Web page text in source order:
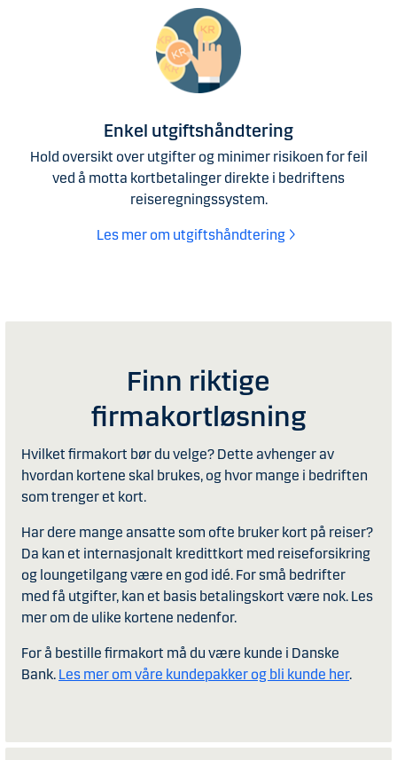
Enkel utgiftshåndtering
Hold oversikt over utgifter og minimer risikoen for feil
ved å motta kortbetalinger direkte i bedriftens
reiseregningssystem.
Les mer om utgiftshåndtering
Finn riktige
firmakortløsning
Hvilket firmakort bør du velge? Dette avhenger av
hvordan kortene skal brukes, og hvor mange i bedriften
som trenger et kort.
Har dere mange ansatte som ofte bruker kort på reiser?
Da kan et internasjonalt kredittkort med reiseforsikring
og loungetilgang være en god idé. For små bedrifter
med få utgifter, kan et basis betalingskort være nok. Les
mer om de ulike kortene nedenfor.
For å bestille firmakort må du være kunde i Danske
Bank. Les mer om våre kundepakker og bli kunde her.